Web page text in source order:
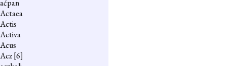
aćpan
Actaea
Actis
Activa
Acus
Acz[6]